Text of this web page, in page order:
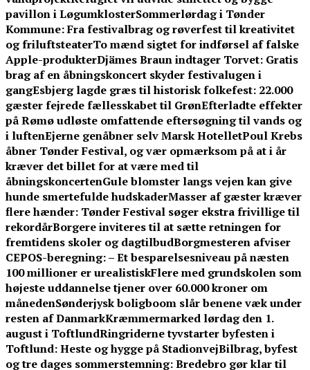
pavillon i LøgumklosterSommerlørdag i Tønder
Kommune: Fra festivalbrag og røverfest til kreativitet
og friluftsteaterTo mænd sigtet for indførsel af falske
Apple-produkterDjämes Braun indtager Torvet: Gratis
brag af en åbningskoncert skyder festivalugen i
gangEsbjerg lagde græs til historisk folkefest: 22.000
gæster fejrede fællesskabet til GrønEfterladte effekter
på Rømø udløste omfattende eftersøgning til vands og
i luftenEjerne genåbner selv Marsk HotelletPoul Krebs
åbner Tønder Festival, og vær opmærksom på at i år
kræver det billet for at være med til
åbningskoncertenGule blomster langs vejen kan give
hunde smertefulde hudskaderMasser af gæster kræver
flere hænder: Tønder Festival søger ekstra frivillige til
rekordårBorgere inviteres til at sætte retningen for
fremtidens skoler og dagtilbudBorgmesteren afviser
CEPOS-beregning: – Et besparelsesniveau på næsten
100 millioner er urealistiskFlere med grundskolen som
højeste uddannelse tjener over 60.000 kroner om
månedenSønderjysk boligboom slår benene væk under
resten af DanmarkKræmmermarked lørdag den 1.
august i ToftlundRingriderne tyvstarter byfesten i
Toftlund: Heste og hygge på StadionvejBilbrag, byfest
og tre dages sommerstemning: Bredebro gør klar til